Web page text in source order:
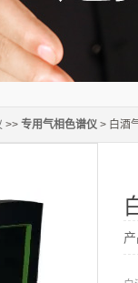
>> 专用气相色谱仪 > 白酒